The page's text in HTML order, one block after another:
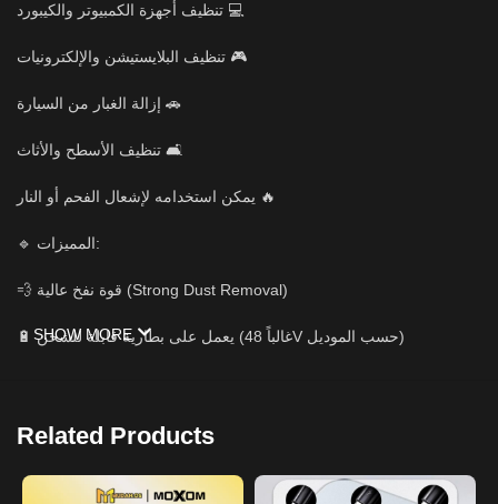
تنظيف أجهزة الكمبيوتر والكيبورد 💻
تنظيف البلايستيشن والإلكترونيات 🎮
إزالة الغبار من السيارة 🚗
تنظيف الأسطح والأثاث 🛋️
يمكن استخدامه لإشعال الفحم أو النار 🔥
🔹 المميزات:
💨 قوة نفخ عالية (Strong Dust Removal)
🔋 يعمل على بطارية قابلة للشحن (غالباً 48V حسب الموديل)
📏 تصميم مدمج وسهل الحمل
🔇 ضجيج منخفض مقارنة بالكمبروسر
SHOW MORE
Related Products